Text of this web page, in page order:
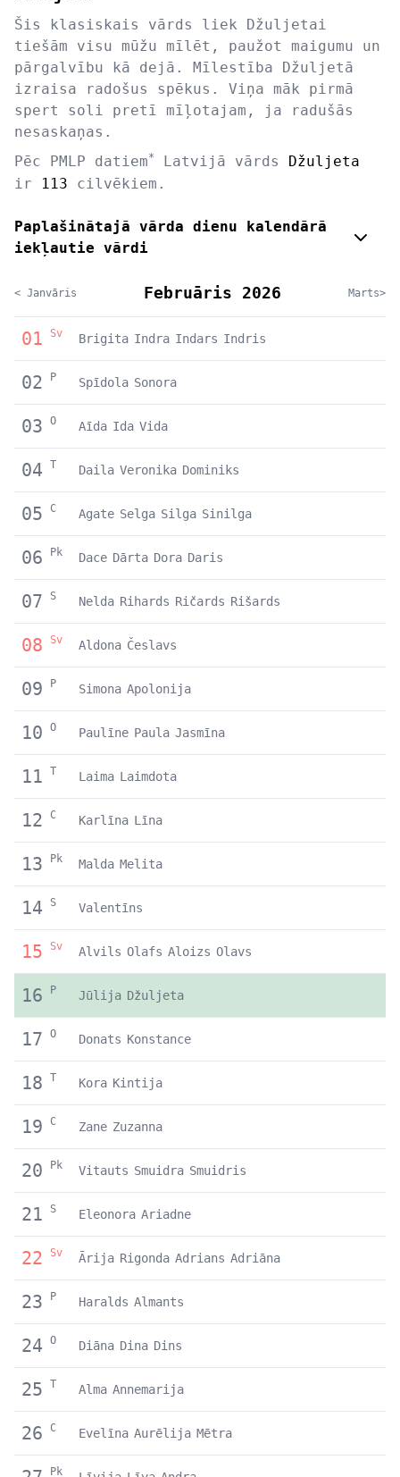
Šis klasiskais vārds liek Džuljetai
tiešām visu mūžu mīlēt, paužot maigumu un
pārgalvību kā dejā. Mīlestība Džuljetā
izraisa radošus spēkus. Viņa māk pirmā
spert soli pretī mīļotajam, ja radušās
nesaskaņas.
Pēc PMLP datiem* Latvijā vārds
Džuljeta
ir
113 cilvēkiem.
Paplašinātajā vārda dienu kalendārā
iekļautie vārdi
< Janvāris Februāris 2026 Marts>
01 Sv Brigita Indra Indars Indris
02 P Spīdola Sonora
03 O Aīda Ida Vida
04 T Daila Veronika Dominiks
05 C Agate Selga Silga Sinilga
06 Pk Dace Dārta Dora Daris
07 S Nelda Rihards Ričards Rišards
08 Sv Aldona Česlavs
09 P Simona Apolonija
10 O Paulīne Paula Jasmīna
11 T Laima Laimdota
12 C Karlīna Līna
13 Pk Malda Melita
14 S Valentīns
15 Sv Alvils Olafs Aloizs Olavs
16 P Jūlija Džuljeta
17 O Donats Konstance
18 T Kora Kintija
19 C Zane Zuzanna
20 Pk Vitauts Smuidra Smuidris
21 S Eleonora Ariadne
22 Sv Ārija Rigonda Adrians Adriāna
23 P Haralds Almants
24 O Diāna Dina Dins
25 T Alma Annemarija
26 C Evelīna Aurēlija Mētra
Pk